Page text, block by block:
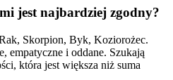
jest najbardziej zgodny?
Skorpion, Byk, Koziorożec.
empatyczne i oddane. Szukają
która jest większa niż suma